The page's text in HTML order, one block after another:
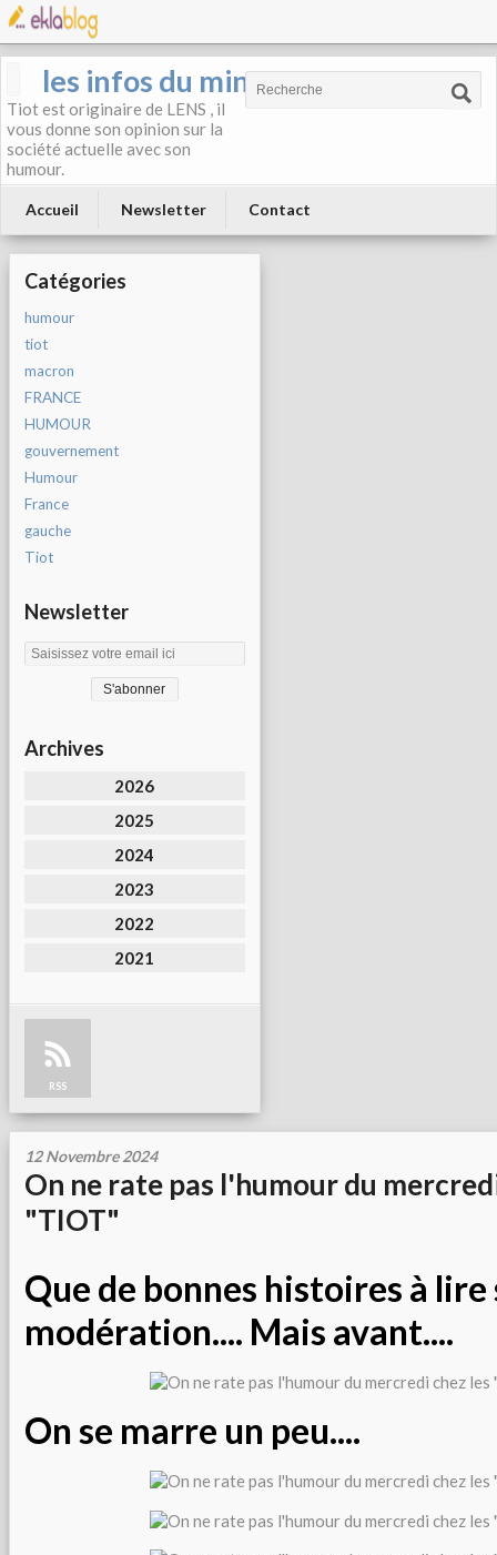
les infos du mineur
Tiot est originaire de LENS , il
vous donne son opinion sur la
société actuelle avec son
humour.
Accueil Newsletter Contact
Catégories
humour
tiot
macron
FRANCE
HUMOUR
gouvernement
Humour
France
gauche
Tiot
Newsletter
Archives
2026
2025
2024
2023
2022
2021
RSS
12 Novembre 2024
On ne rate pas l'humour du
"TIOT"
Que de bonnes histoires à lire
modération.... Mais avant....
On se marre un peu....